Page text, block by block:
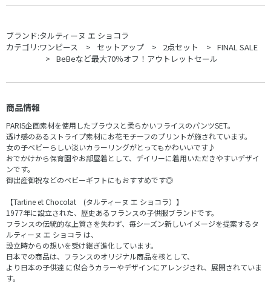
ブランド:タルティーヌ エ ショコラ
カテゴリ:ワンピース セットアップ 2点セット
FINAL SALE
BeBeなど最大70％オフ！アウトレットセール
商品情報
PARIS企画素材を使用したブラウスと柔らかいフライスのパンツSET。
透け感のあるストライプ素材にお花モチーフのプリントが施されています。
女の子ベビーらしい淡いカラーリングがとってもかわいいです♪
おでかけから保育園やお部屋着として、デイリーに着用いただきやすいデザイ
ンです。
御出産御祝などのベビーギフトにもおすすめです◎
【Tartine et Chocolat (タルティーヌ エ ショコラ）】
1977年に設立された、歴史あるフランスの子供服ブランドです。
フランスの伝統的な上質さを失わず、毎シーズン新しいイメージを提案するタ
ルティーヌ エ ショコラ は、
設立時からの想いを受け継ぎ進化しています。
日本での商品は、フランスのオリジナル商品を核として、
より日本の子供達 に似合うカラーやデザインにアレンジされ、展開されていま
す。